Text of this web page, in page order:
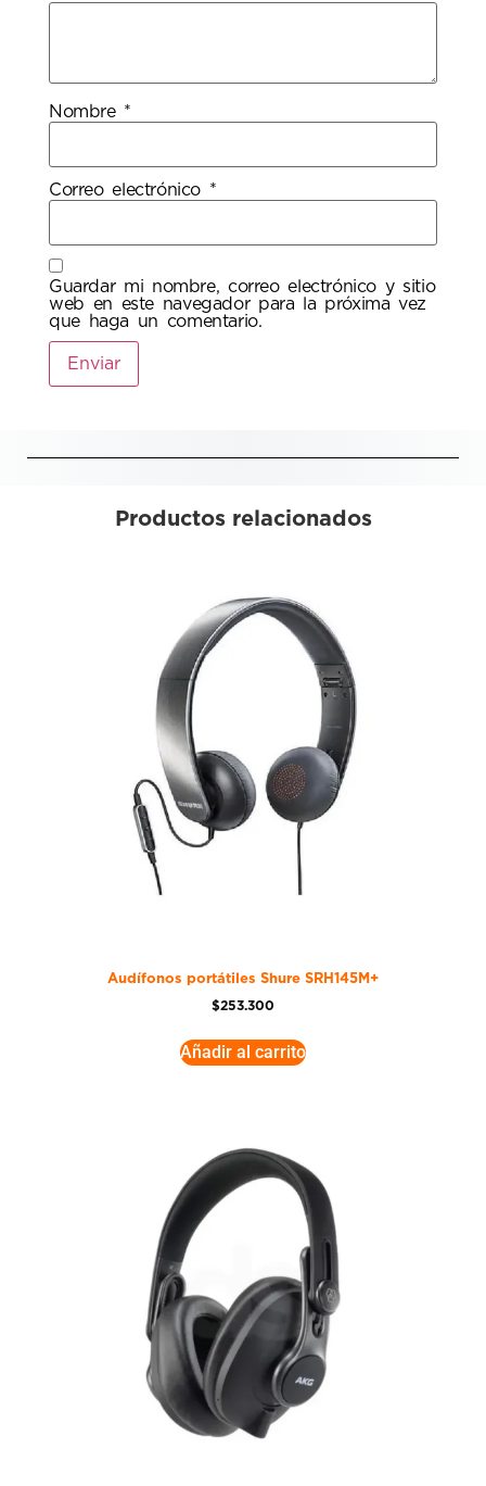
Nombre *
Correo electrónico *
Guardar mi nombre, correo electrónico y sitio
web en este navegador para la próxima vez
que haga un comentario.
Productos relacionados
Audífonos portátiles Shure SRH145M+
$253.300
Añadir al carrito